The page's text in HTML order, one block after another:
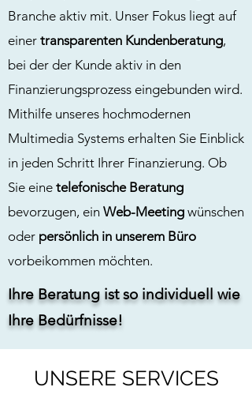
Branche aktiv mit. Unser Fokus liegt auf
einer transparenten Kundenberatung,
bei der der Kunde aktiv in den
Finanzierungsprozess eingebunden wird.
Mithilfe unseres hochmodernen
Multimedia Systems erhalten Sie Einblick
in jeden Schritt Ihrer Finanzierung. Ob
Sie eine telefonische Beratung
bevorzugen, ein Web-Meeting wünschen
oder persönlich in unserem Büro
vorbeikommen möchten.
Ihre Beratung ist so individuell wie
Ihre Bedürfnisse!
UNSERE SERVICES